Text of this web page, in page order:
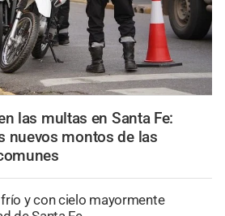
las multas en Santa Fe:
nuevos montos de las
y con cielo mayormente